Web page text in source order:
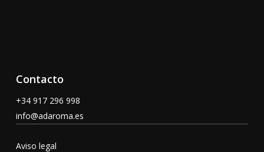
Contacto
+34 917 296 998
info@adaroma.es
Aviso legal